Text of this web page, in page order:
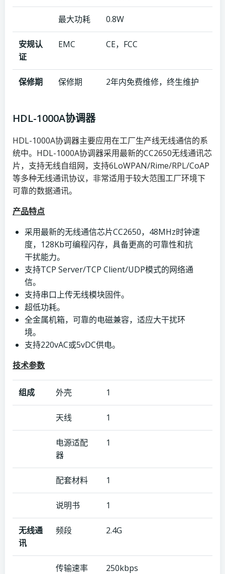
最大功耗 0.8W
安规认
证
EMC CE，FCC
保修期 保修期 2年内免费维修，终生维护
HDL-1000A协调器
HDL-1000A协调器主要应用在工厂生产线无线通信的系
统中。HDL-1000A协调器采用最新的CC2650无线通讯芯
片，支持无线自组网，支持6LoWPAN/Rime/RPL/CoAP
等多种无线通讯协议，非常适用于较大范围工厂环境下
可靠的数据通讯。
产品特点
采用最新的无线通信芯片CC2650，48MHz时钟速
度，128Kb可编程闪存，具备更高的可靠性和抗
干扰能力。
支持TCP Server/TCP Client/UDP模式的网络通
信。
支持串口上传无线模块固件。
超低功耗。
全金属机箱，可靠的电磁兼容，适应大干扰环
境。
支持220vAC或5vDC供电。
技术参数
组成 外壳 1
天线 1
电源适配
器
1
配套材料 1
说明书 1
无线通
讯
频段 2.4G
传输速率 250kbps